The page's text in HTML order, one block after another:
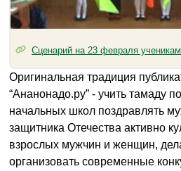
Сценарий на 23 февраля
Оригинальная традиция
“Ананонадо.ру” - учить тамаду
начальных школ поздравлять
защитника Отечества активно
взрослых мужчин и женщин,
организовать современные